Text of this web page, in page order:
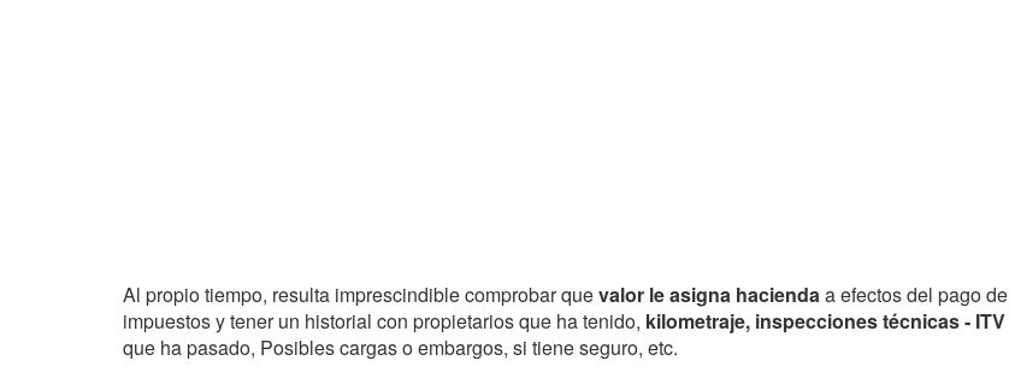
Al propio tiempo, resulta imprescindible comprobar quevalor le asigna haciendaa efectos del pago de
impuestos y tener un historial con propietarios que ha tenido, kilometraje, inspecciones técnicas - ITV
que ha pasado, Posibles cargas o embargos, si tiene seguro, etc.